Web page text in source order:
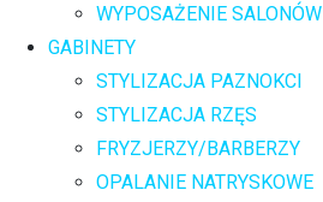
WYPOSAŻENIE SALONÓW
GABINETY
STYLIZACJA PAZNOKCI
STYLIZACJA RZĘS
FRYZJERZY/BARBERZY
OPALANIE NATRYSKOWE